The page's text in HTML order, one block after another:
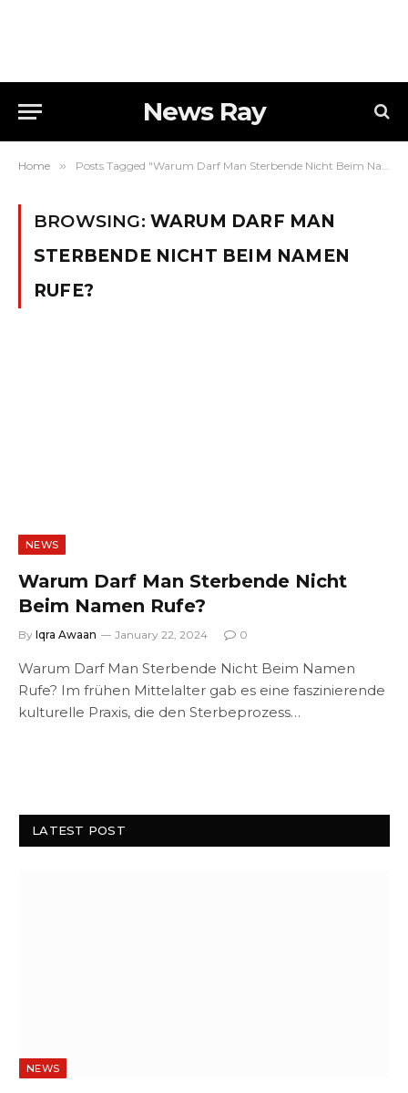
News Ray
Home » Posts Tagged "Warum Darf Man Sterbende Nicht Beim Namen Rufe?"
BROWSING: WARUM DARF MAN
STERBENDE NICHT BEIM NAMEN
RUFE?
NEWS
Warum Darf Man Sterbende Nicht
Beim Namen Rufe?
By Iqra Awaan January 22, 2024 0
Warum Darf Man Sterbende Nicht Beim Namen
Rufe? Im frühen Mittelalter gab es eine faszinierende
kulturelle Praxis, die den Sterbeprozess…
LATEST POST
NEWS